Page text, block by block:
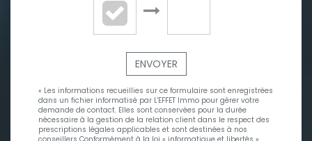
ENVOYER
« Les informations recueillies sur ce formulaire sont enregistrées
dans un fichier informatisé par L'EFFET Immo pour gérer votre
demande de contact. Elles sont conservées pour la durée
nécessaire à la gestion de la relation client dans le respect des
prescriptions légales applicables et sont destinées à nos